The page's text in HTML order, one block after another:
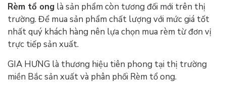
Rèm tổ ong là sản phẩm còn tương đối mới trên thị
trường. Để mua sản phẩm chất lượng với mức giá tốt
nhất quý khách hàng nên lựa chọn mua rèm từ đơn vị
trực tiếp sản xuất.
GIA HƯNG là thương hiệu tiên phong tại thị trường
miền Bắc sản xuất và phân phối Rèm tổ ong.